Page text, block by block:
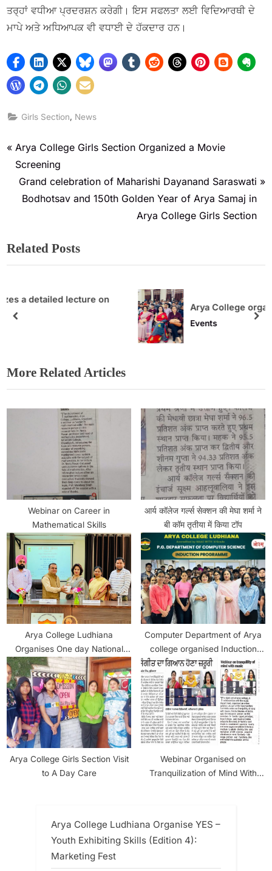
ਤਰ੍ਹਾਂ ਵਧੀਆ ਪ੍ਰਦਰਸ਼ਨ ਕਰੇਗੀ। ਇਸ ਸਫਲਤਾ ਲਈ ਵਿਦਿਆਰਥੀ ਦੇ
ਮਾਪੇ ਅਤੇ ਅਧਿਆਪਕ ਵੀ ਵਧਾਈ ਦੇ ਹੱਕਦਾਰ ਹਨ।
Girls Section News
Arya College Girls Section Organized a Movie
Screening
Grand celebration of Maharishi Dayanand Saraswati
Bodhotsav and 150th Golden Year of Arya Samaj in
Arya College Girls Section
Related Posts
on
Arya College organised Metaverse
More Related Articles
Webinar on Career in
Mathematical Skills
आर्य कॉलेज गर्ल्स सेक्शन की मेघा शर्मा ने
बी कॉम तृतीया में किया टॉप
Arya College Ludhiana
Organises One day National
Seminar on “Indian Literature
and WomenConsciousness
Computer Department of Arya
college organised Induction
Programme
Arya College Girls Section Visit
to A Day Care
Webinar Organised on
Tranquilization of Mind With
Arya College Ludhiana Organise YES –
Youth Exhibiting Skills (Edition 4):
Marketing Fest